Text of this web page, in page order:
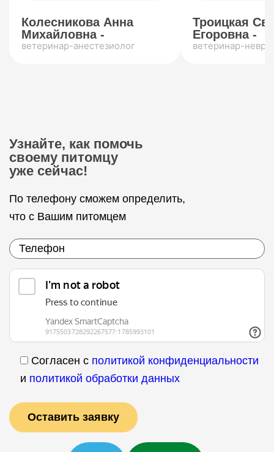
Колесникова Анна
Михайловна -
ветеринар-анестезиолог
Троицкая
Егоровна -
ветеринар-
Узнайте, как помочь
своему питомцу
уже сейчас!
По телефону сможем определить,
что с Вашим питомцем
Согласен с политикой конфиденциальности
и политикой обработки данных